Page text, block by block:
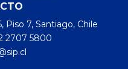
Piso 7, Santiago, Chile
2707 5800